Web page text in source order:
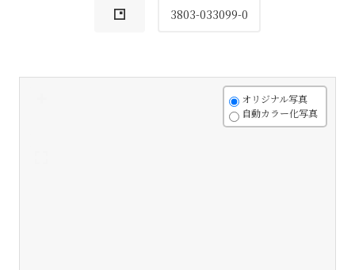
3803-033099-0
オリジナル写真
自動カラー化写真